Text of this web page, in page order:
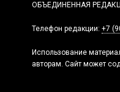
ОБЪЕДИНЕННАЯ
Телефон редакции: +7
Использование
авторам. Сайт может